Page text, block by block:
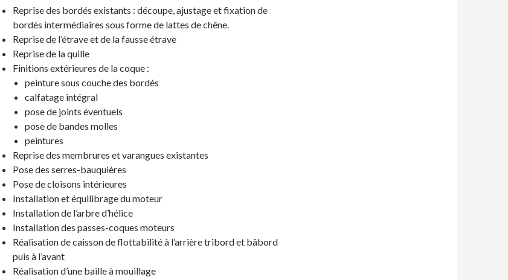
Reprise des bordés existants : découpe, ajustage et fixation de
bordés intermédiaires sous forme de lattes de chêne.
Reprise de l’étrave et de la fausse étrave
Reprise de la quille
Finitions extérieures de la coque :
peinture sous couche des bordés
calfatage intégral
pose de joints éventuels
pose de bandes molles
peintures
Reprise des membrures et varangues existantes
Pose des serres-bauquières
Pose de cloisons intérieures
Installation et équilibrage du moteur
Installation de l’arbre d’hélice
Installation des passes-coques moteurs
Réalisation de caisson de flottabilité à l’arrière tribord et bâbord
puis à l’avant
Réalisation d’une baille à mouillage